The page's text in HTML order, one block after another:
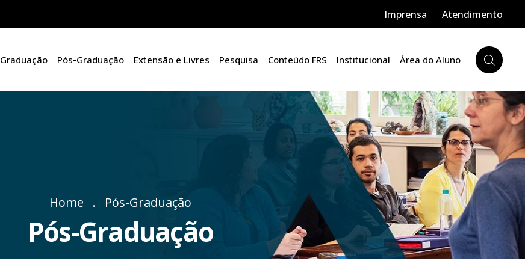
Imprensa Atendimento
Graduação Pós-Graduação Extensão e Livres Pesquisa Conteúdo FRS Institucional Área do Aluno
Home Pós-Graduação
Pós-Graduação